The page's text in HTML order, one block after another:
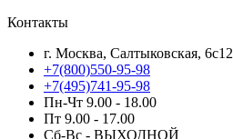
Контакты
г. Москва, Салтыковская, 6с12
+7(800)550-95-98
+7(495)741-95-98
Пн-Чт 9.00 - 18.00
Пт 9.00 - 17.00
Сб-Вс - ВЫХОДНОЙ